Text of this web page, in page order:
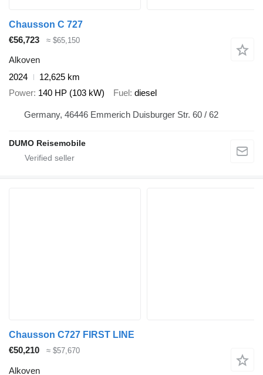
Chausson C 727
€56,723
≈ $65,150
Alkoven
2024
12,625 km
Power 140 HP (103 kW) Fuel diesel
Germany, 46446 Emmerich Duisburger Str. 60 / 62
DUMO Reisemobile
Chausson C727 FIRST LINE
€50,210
≈ $57,670
Alkoven